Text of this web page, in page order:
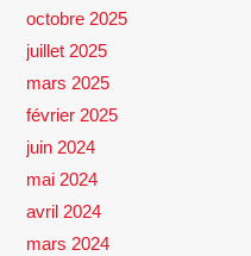
octobre 2025
juillet 2025
mars 2025
février 2025
juin 2024
mai 2024
avril 2024
mars 2024